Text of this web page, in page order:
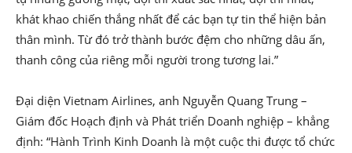
khát khao chiến thắng nhất để các bạn tự tin thể hiện bản
thân mình. Từ đó trở thành bước đệm cho những dâu ấn,
thanh công của riêng mỗi người trong tương lai.”
Đại diện Vietnam Airlines, anh Nguyễn Quang Trung –
Giám đốc Hoạch định và Phát triển Doanh nghiệp – khẳng
định: “Hành Trình Kinh Doanh là một cuộc thi được tổ chức